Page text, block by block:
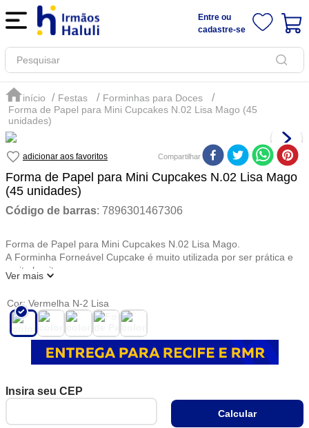
Entre ou
cadastre-se
Pesquisar
Festas
Forminhas para Doces
Forma de Papel para Mini Cupcakes N.02 Lisa Mago (45
unidades)
Compartilhar
Forma de Papel para Mini Cupcakes N.02 Lisa Mago
(45 unidades)
Código de barras: 7896301467306
Forma de Papel para Mini Cupcakes N.02 Lisa Mago.
A Forminha Forneável Cupcake é muito utilizada por ser prática e
muito bonita.
forno e assar e decorar seu Cupcake de forma bonita e elegante,
protegendo e criando valor as suas
criações.
Ver mais
Cor: Vermelha N-2 Lisa